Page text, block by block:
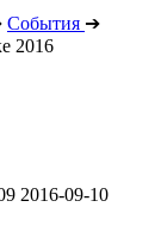
События ➔
2016
2016-09-10